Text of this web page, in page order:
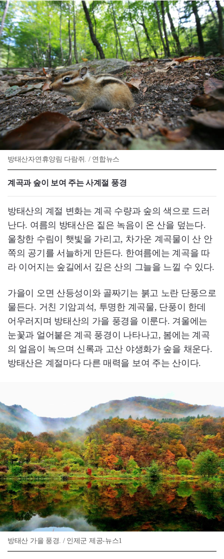
방태산자연휴양림 다람쥐. / 연합뉴스
계곡과 숲이 보여 주는 사계절 풍경
방태산의 계절 변화는 계곡 수량과 숲의 색으로 드러
난다. 여름의 방태산은 짙은 녹음이 온 산을 덮는다.
울창한 수림이 햇빛을 가리고, 차가운 계곡물이 산 안
쪽의 공기를 서늘하게 만든다. 한여름에는 계곡을 따
라 이어지는 숲길에서 깊은 산의 그늘을 느낄 수 있다.
가을이 오면 산등성이와 골짜기는 붉고 노란 단풍으로
물든다. 거친 기암괴석, 투명한 계곡물, 단풍이 한데
어우러지며 방태산의 가을 풍경을 이룬다. 겨울에는
눈꽃과 얼어붙은 계곡 풍경이 나타나고, 봄에는 계곡
의 얼음이 녹으며 신록과 고산 야생화가 숲을 채운다.
방태산은 계절마다 다른 매력을 보여 주는 산이다.
방태산 가을 풍경. / 인제군 제공-뉴스1